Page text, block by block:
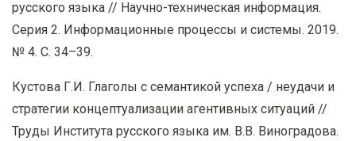
русского языка // Научно-техническая информация.
Серия 2. Информационные процессы и системы. 2019.
№ 4. С. 34–39.
Кустова Г.И. Глаголы с семантикой успеха / неудачи и
стратегии концептуализации агентивных ситуаций //
Труды Института русского языка им. В.В. Виноградова.